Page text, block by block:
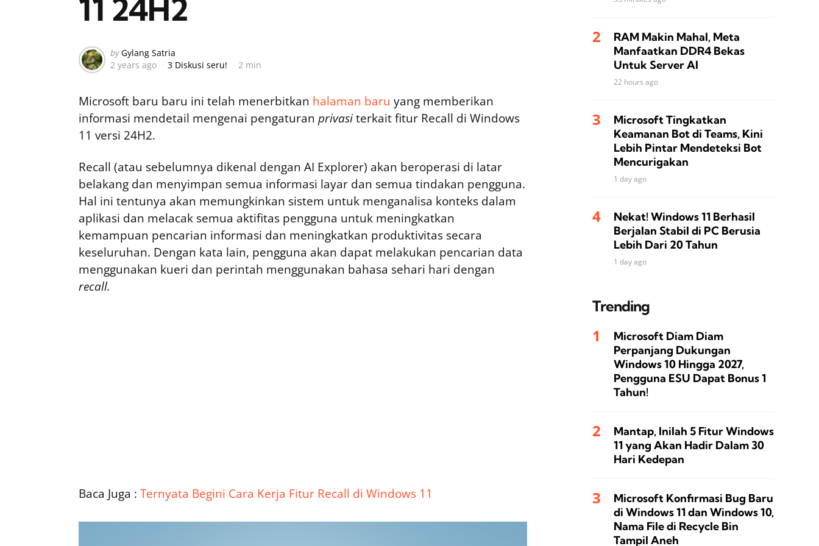
11 24H2
Posted
by
by Gylang Satria
2 years ago
3 Diskusi seru! 2 min
Microsoft baru baru ini telah menerbitkan halaman baru yang memberikan
informasi mendetail mengenai pengaturan privasiterkait fitur Recall di Windows
11 versi 24H2.
Recall (atau sebelumnya dikenal dengan AI Explorer) akan beroperasi di latar
belakang dan menyimpan semua informasi layar dan semua tindakan pengguna.
Hal ini tentunya akan memungkinkan sistem untuk menganalisa konteks dalam
aplikasi dan melacak semua aktifitas pengguna untuk meningkatkan
kemampuan pencarian informasi dan meningkatkan produktivitas secara
keseluruhan. Dengan kata lain, pengguna akan dapat melakukan pencarian data
menggunakan kueri dan perintah menggunakan bahasa sehari hari dengan
recall.
Baca Juga : Ternyata Begini Cara Kerja Fitur Recall di Windows 11
RAM Makin Mahal, Meta
Manfaatkan DDR4 Bekas
Untuk Server AI
22 hours ago
Microsoft Tingkatkan
Keamanan Bot di Teams, Kini
Lebih Pintar Mendeteksi Bot
Mencurigakan
1 day ago
Nekat! Windows 11 Berhasil
Berjalan Stabil di PC Berusia
Lebih Dari 20 Tahun
1 day ago
Trending
Microsoft Diam Diam
Perpanjang Dukungan
Windows 10 Hingga 2027,
Pengguna ESU Dapat Bonus 1
Tahun!
Mantap, Inilah 5 Fitur Windows
11 yang Akan Hadir Dalam 30
Hari Kedepan
Microsoft Konfirmasi Bug Baru
di Windows 11 dan Windows 10,
Nama File di Recycle Bin
Tampil Aneh